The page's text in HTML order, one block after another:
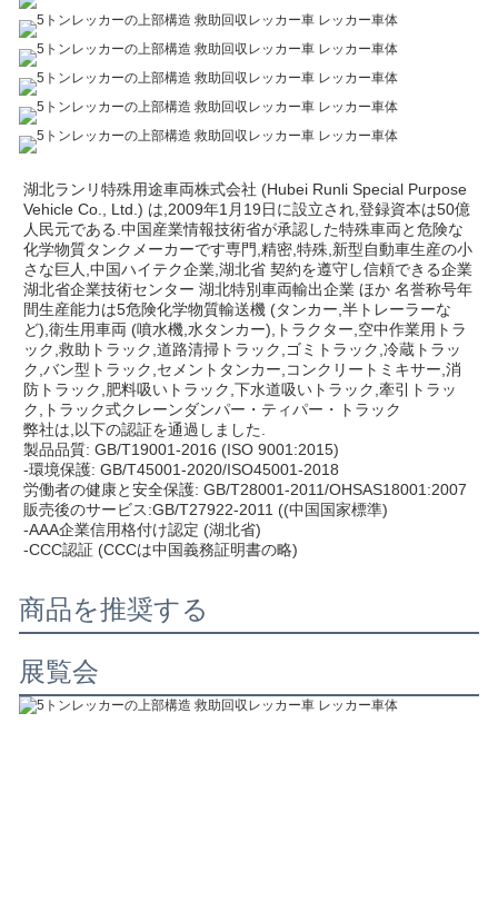
湖北ランリ特殊用途車両株式会社 (Hubei Runli Special Purpose
Vehicle Co., Ltd.) は,2009年1月19日に設立され,登録資本は50億
人民元である.中国産業情報技術省が承認した特殊車両と危険な
化学物質タンクメーカーです専門,精密,特殊,新型自動車生産の小
さな巨人,中国ハイテク企業,湖北省 契約を遵守し信頼できる企業
湖北省企業技術センター 湖北特別車両輸出企業 ほか 名誉称号年
間生産能力は5危険化学物質輸送機 (タンカー,半トレーラーな
ど),衛生用車両 (噴水機,水タンカー),トラクター,空中作業用トラ
ック,救助トラック,道路清掃トラック,ゴミトラック,冷蔵トラッ
ク,バン型トラック,セメントタンカー,コンクリートミキサー,消
防トラック,肥料吸いトラック,下水道吸いトラック,牽引トラッ
ク,トラック式クレーンダンパー・ティパー・トラック
弊社は,以下の認証を通過しました.
製品品質: GB/T19001-2016 (ISO 9001:2015)
-環境保護: GB/T45001-2020/ISO45001-2018
労働者の健康と安全保護: GB/T28001-2011/OHSAS18001:2007
販売後のサービス:GB/T27922-2011 ((中国国家標準)
-AAA企業信用格付け認定 (湖北省)
-CCC認証 (CCCは中国義務証明書の略)
商品を推奨する
展覧会